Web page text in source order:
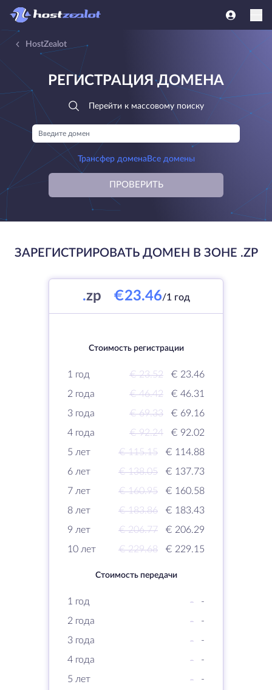
HostZealot
РЕГИСТРАЦИЯ ДОМЕНА
Перейти к массовому поиску
Трансфер домена Все домены
ПРОВЕРИТЬ
ЗАРЕГИСТРИРОВАТЬ ДОМЕН В ЗОНЕ .ZP
.zp €23.46/1 год
Стоимость регистрации
1 год € 23.52
€ 23.46
2 года
€ 46.42
€ 46.31
3 года
€ 69.33
€ 69.16
4 года
€ 92.24
€ 92.02
5 лет
€ 115.15
€ 114.88
6 лет
€ 138.05
€ 137.73
7 лет
€ 160.95
€ 160.58
8 лет
€ 183.86
€ 183.43
9 лет
€ 206.77
€ 206.29
10 лет
€ 229.68 € 229.15
Стоимость передачи
1 год -
-
2 года
-
-
3 года
-
-
4 года
-
-
5 лет
-
-